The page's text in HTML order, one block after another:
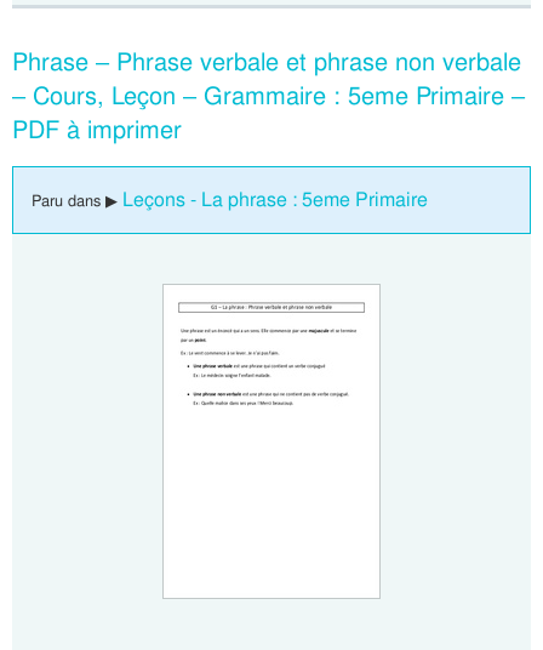
Phrase – Phrase verbale et phrase non verbale
– Cours, Leçon – Grammaire : 5eme Primaire –
PDF à imprimer
Paru dans ▶ Leçons - La phrase : 5eme Primaire